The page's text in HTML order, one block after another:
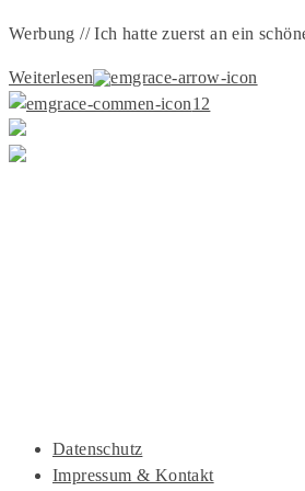
Werbung // Ich hatte zuerst an ein
Weiterlesen
12
Datenschutz
Impressum & Kontakt